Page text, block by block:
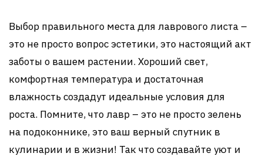
Выбор правильного места для лаврового листа –
это не просто вопрос эстетики, это настоящий акт
заботы о вашем растении. Хороший свет,
комфортная температура и достаточная
влажность создадут идеальные условия для
роста. Помните, что лавр – это не просто зелень
на подоконнике, это ваш верный спутник в
кулинарии и в жизни! Так что создавайте уют и